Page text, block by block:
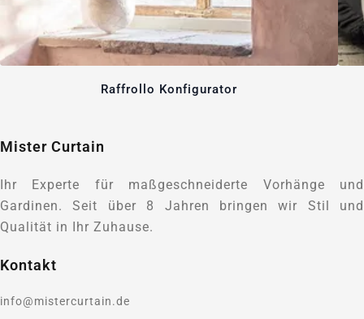
Raffrollo Konfigurator
Mister Curtain
Ihr Experte für maßgeschneiderte Vorhänge und
Gardinen. Seit über 8 Jahren bringen wir Stil und
Qualität in Ihr Zuhause.
Kontakt
info@mistercurtain.de